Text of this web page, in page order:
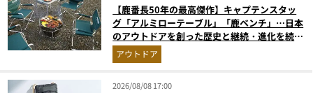
【鹿番長50年の最高傑作】キャプテンスタッ
グ「アルミローテーブル」「鹿ベンチ」…日本
のアウトドアを創った歴史と継続・進化を続け
る定番神ギア11選
アウトドア
2026/08/08 17:00